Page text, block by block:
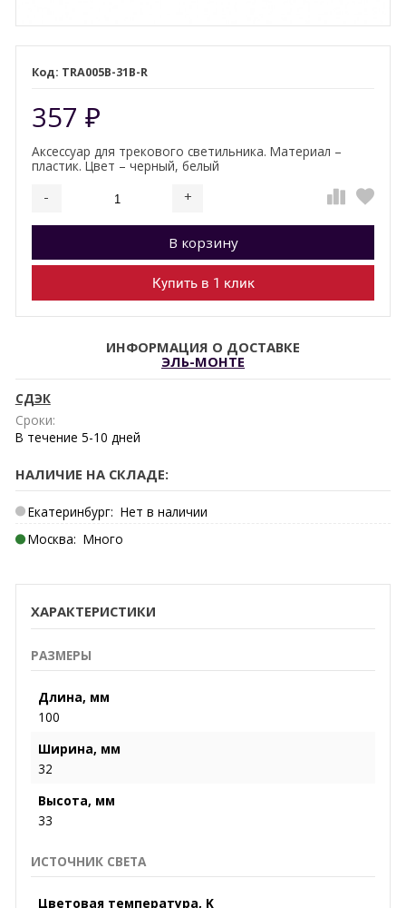
TRA005B-31B-R
357 ₽
Аксессуар для трекового светильника. Материал –
пластик. Цвет – черный, белый
- +
Добавляется...
В корзину
Добавлен
Купить в 1 клик
ИНФОРМАЦИЯ О ДОСТАВКЕ
ЭЛЬ-МОНТЕ
СДЭК
Сроки:
В течение 5-10 дней
НАЛИЧИЕ НА СКЛАДЕ:
Екатеринбург: Нет в наличии
Москва: Много
ХАРАКТЕРИСТИКИ
РАЗМЕРЫ
Длина, мм
100
Ширина, мм
32
Высота, мм
33
ИСТОЧНИК СВЕТА
Цветовая температура, K